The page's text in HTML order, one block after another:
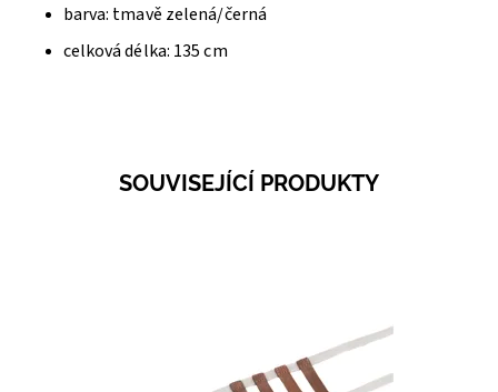
barva: tmavě zelená/černá
celková délka: 135 cm
SOUVISEJÍCÍ PRODUKTY